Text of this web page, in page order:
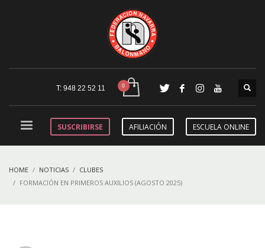
T: 948 22 52 11
SUSCRIBIRSE AFILIACIÓN ESCUELA ONLINE
HOME NOTICIAS
CLUBES
FORMACIÓN EN PRIMEROS AUXILIOS (AGOSTO 2025)